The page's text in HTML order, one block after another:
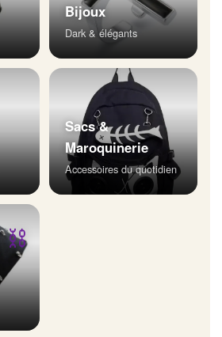
Bijoux
Dark & élégants
Sacs &
Maroquinerie
Accessoires du quotidien
⛓